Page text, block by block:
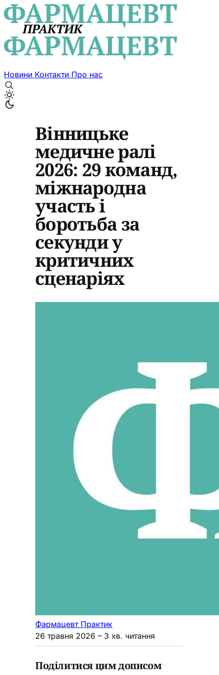
Новини Контакти Про нас
Вінницьке
медичне ралі
2026: 29 команд,
міжнародна
участь і
боротьба за
секунди у
критичних
сценаріях
Фармацевт Практик
26 травня 2026 – 3 хв. читання
Поділитися цим дописом